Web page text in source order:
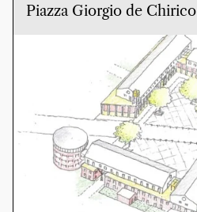
Piazza Giorgio de Chirico